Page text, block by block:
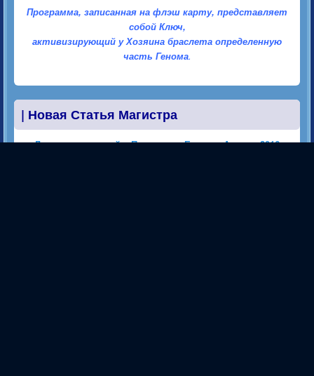
Программа, записанная на флэш карту, представляет
собой Ключ,
активизирующий у Хозяина браслета определенную
часть Генома.
| Новая Статья Магистра
Лорды территорий». Поездка по Европе. Апрель 2016